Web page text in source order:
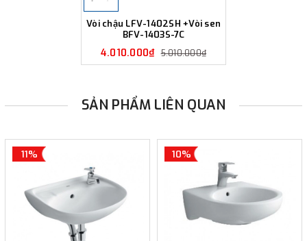
Vòi chậu LFV-1402SH +Vòi sen
BFV-1403S-7C
4.010.000₫ 5.010.000₫
SẢN PHẨM LIÊN QUAN
11% 10%